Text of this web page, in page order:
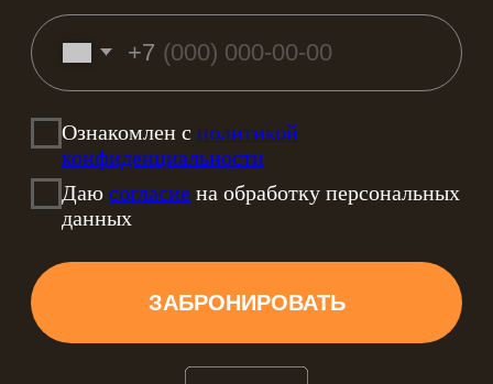
долгое. Ведь, обычно, площадь дома
больше, чем в стандартных
квартирах. Именно поэтому в дизайне
и отделки помещений используются
недорогие, но очень качественные
материалы. Отличный материал на
сегодняшний день считается ПВХ
плёнка в разном исполнении, которая
после установки называется
натяжным потолком. Она может быть
разных фактур, выполнена в один,
два или даже много уровней. Может
также выполнена в любом цвете.
Часто в загородных домах стоит
вопрос о выборе качественных